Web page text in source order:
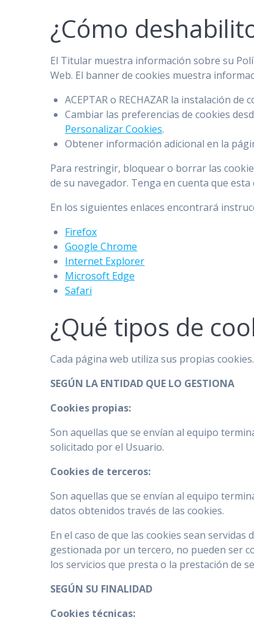
¿Cómo
El Titular muestra información sobre su
Web. El banner de cookies muestra
ACEPTAR o RECHAZAR la instalación
Cambiar las preferencias de cookies
Personalizar Cookies.
Obtener información adicional en la
Para restringir, bloquear o borrar las
de su navegador. Tenga en cuenta que
En los siguientes enlaces encontrará
Firefox
Google Chrome
Internet Explorer
Microsoft Edge
Safari
¿Qué tipos de
Cada página web utiliza sus propias
SEGÚN LA ENTIDAD QUE LO GESTIONA
Cookies propias:
Son aquellas que se envían al equipo
solicitado por el Usuario.
Cookies de terceros:
Son aquellas que se envían al equipo
datos obtenidos través de las cookies.
En el caso de que las cookies sean
gestionada por un tercero, no pueden ser
los servicios que presta o la prestación de
SEGÚN SU FINALIDAD
Cookies técnicas: